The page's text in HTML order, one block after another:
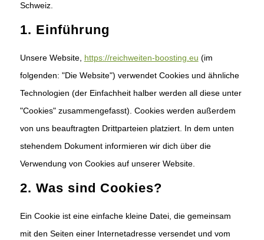
Schweiz.
1. Einführung
Unsere Website, https://reichweiten-boosting.eu (im
folgenden: "Die Website") verwendet Cookies und ähnliche
Technologien (der Einfachheit halber werden all diese unter
"Cookies" zusammengefasst). Cookies werden außerdem
von uns beauftragten Drittparteien platziert. In dem unten
stehendem Dokument informieren wir dich über die
Verwendung von Cookies auf unserer Website.
2. Was sind Cookies?
Ein Cookie ist eine einfache kleine Datei, die gemeinsam
mit den Seiten einer Internetadresse versendet und vom